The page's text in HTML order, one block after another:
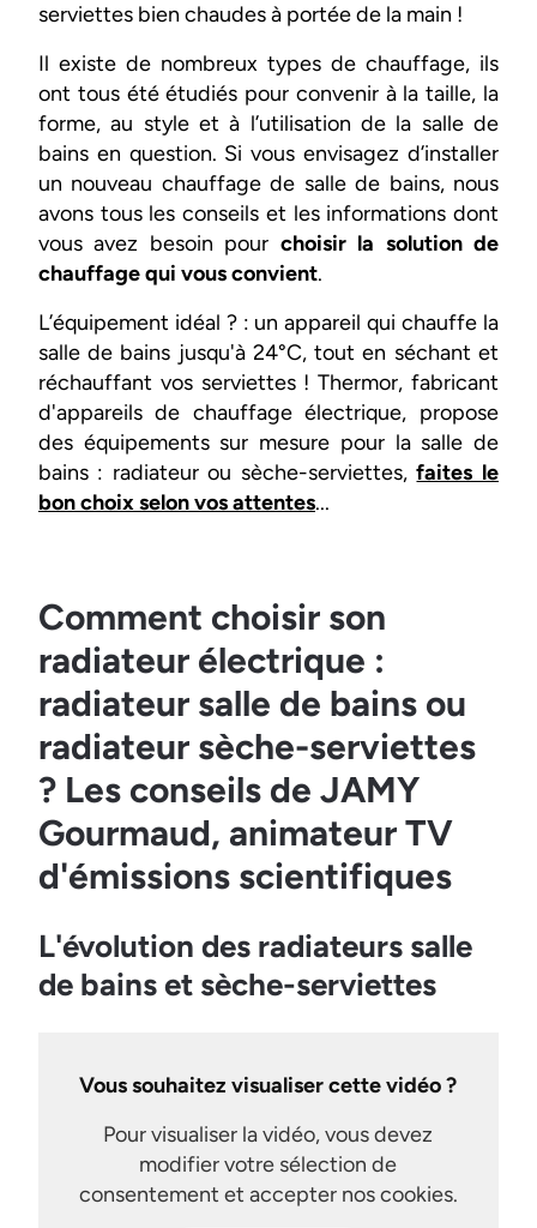
serviettes bien chaudes à portée de la main !
Il existe de nombreux types de chauffage, ils
ont tous été étudiés pour convenir à la taille, la
forme, au style et à l’utilisation de la salle de
bains en question. Si vous envisagez d’installer
un nouveau chauffage de salle de bains, nous
avons tous les conseils et les informations dont
vous avez besoin pour choisir la solution de
chauffage qui vous convient.
L’équipement idéal ? : un appareil qui chauffe la
salle de bains jusqu'à 24°C, tout en séchant et
réchauffant vos serviettes ! Thermor, fabricant
d'appareils de chauffage électrique, propose
des équipements sur mesure pour la salle de
bains : radiateur ou sèche-serviettes,faites le
bon choix selon vos attentes...
Comment choisir son
radiateur électrique :
radiateur salle de bains ou
radiateur sèche-serviettes
? Les conseils de JAMY
Gourmaud, animateur TV
d'émissions scientifiques
L'évolution des radiateurs salle
de bains et sèche-serviettes
Vous souhaitez visualiser cette vidéo ?
Pour visualiser la vidéo, vous devez
modifier votre sélection de
consentement et accepter nos cookies.